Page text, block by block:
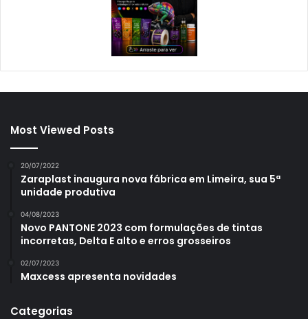
Most Viewed Posts
20/07/2022
Zaraplast inaugura nova fábrica em Limeira, sua 5ª
unidade produtiva
04/08/2023
Novo PANTONE 2023 com formulações de tintas
incorretas, Delta E alto e erros grosseiros
02/07/2023
Maxcess apresenta novidades
Categorias